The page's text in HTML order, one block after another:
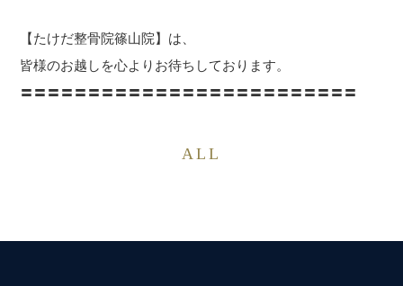
【たけだ整骨院篠山院】は、
皆様のお越しを心よりお待ちしております。
〓〓〓〓〓〓〓〓〓〓〓〓〓〓〓〓〓〓〓〓〓〓〓〓〓
ALL